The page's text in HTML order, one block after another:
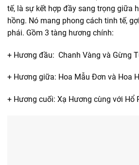
tế, là sự kết hợp đầy sang trọng giữa
hồng. Nó mang phong cách tinh tế,
phái. Gồm 3 tàng hương chính:
+ Hương đầu: Chanh Vàng và Gừng
+ Hương giữa: Hoa Mẫu Đơn và Hoa
+ Hương cuối: Xạ Hương cùng với Hổ